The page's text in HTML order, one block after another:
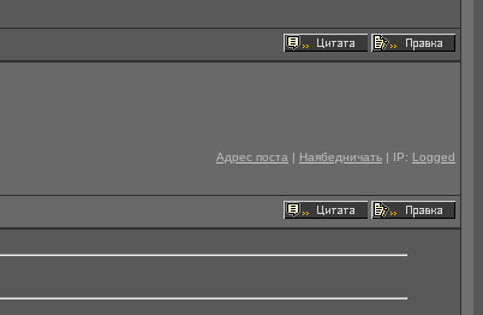
Адрес поста | Наябедничать | IP: Logged